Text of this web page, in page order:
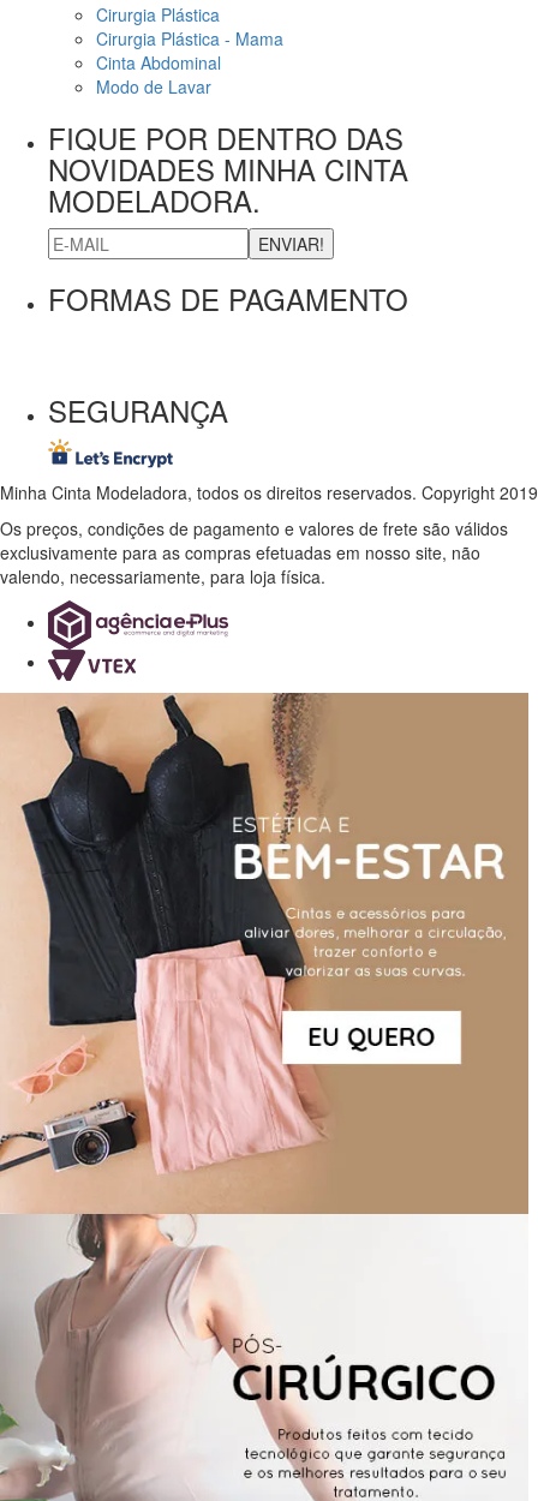
Cirurgia Plástica
Cirurgia Plástica - Mama
Cinta Abdominal
Modo de Lavar
FIQUE POR DENTRO DAS
NOVIDADES MINHA CINTA
MODELADORA.
ENVIAR!
FORMAS DE PAGAMENTO
SEGURANÇA
Minha Cinta Modeladora, todos os direitos reservados. Copyright 2019
Os preços, condições de pagamento e valores de frete são válidos
exclusivamente para as compras efetuadas em nosso site, não
valendo, necessariamente, para loja física.